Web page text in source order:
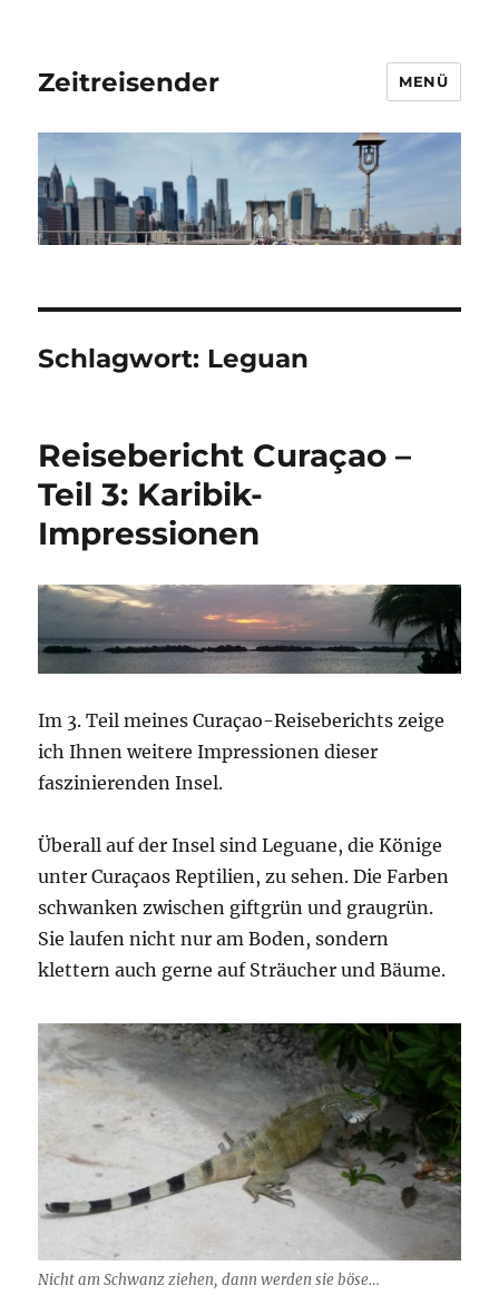
Zeitreisender MENÜ
Schlagwort: Leguan
Reisebericht Curaçao –
Teil 3: Karibik-
Impressionen
Im 3. Teil meines Curaçao-Reiseberichts zeige
ich Ihnen weitere Impressionen dieser
faszinierenden Insel.
Überall auf der Insel sind Leguane, die Könige
unter Curaçaos Reptilien, zu sehen. Die Farben
schwanken zwischen giftgrün und graugrün.
Sie laufen nicht nur am Boden, sondern
klettern auch gerne auf Sträucher und Bäume.
Nicht am Schwanz ziehen, dann werden sie böse…